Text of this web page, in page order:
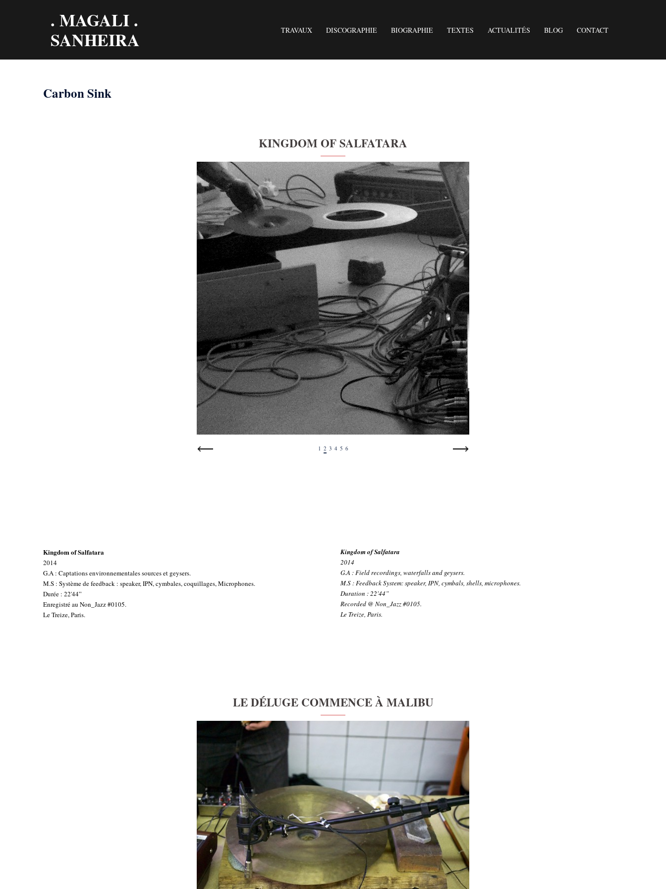
. MAGALI .
SANHEIRA
TRAVAUX DISCOGRAPHIE BIOGRAPHIE TEXTES ACTUALITÉS BLOG CONTACT
Carbon Sink
KINGDOM OF SALFATARA
1 2 3 4 5 6
Kingdom of Salfatara
2014
G.A : Captations environnementales sources et geysers.
M.S : Système de feedback : speaker, IPN, cymbales, coquillages, Microphones.
Durée : 22'44”
Enregistré au Non_Jazz #0105.
Le Treize, Paris.
Kingdom of Salfatara
2014
G.A : Field recordings, waterfalls and geysers.
M.S : Feedback System: speaker, IPN, cymbals, shells, microphones.
Duration : 22'44”
Recorded @ Non_Jazz #0105.
Le Treize, Paris.
LE DÉLUGE COMMENCE À MALIBU